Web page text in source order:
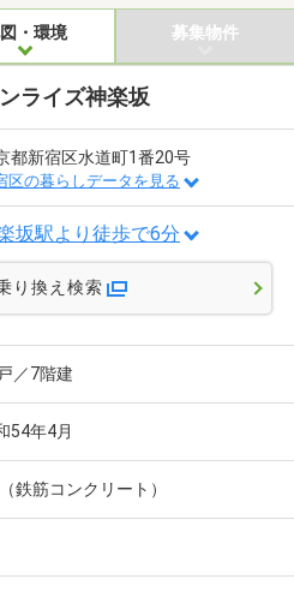
・環境 募集物件
ライズ神楽坂
都新宿区水道町1番20号
区の暮らしデータを見る
坂駅より徒歩で6分
り換え検索
／7階建
54年4月
鉄筋コンクリート）